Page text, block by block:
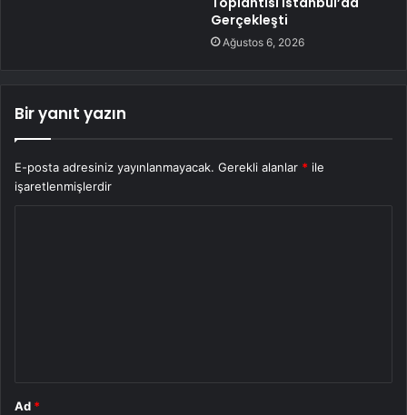
Gerçekleşti
Ağustos 6, 2026
Bir yanıt yazın
E-posta adresiniz yayınlanmayacak. Gerekli alanlar * ile
işaretlenmişlerdir
Ad *